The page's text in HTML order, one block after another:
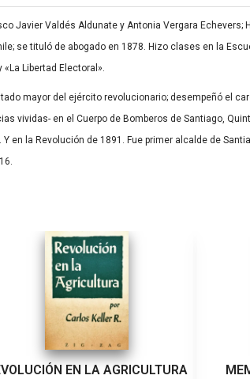
Javier Valdés Aldunate y Antonia Vergara
se tituló de abogado en 1878. Hizo clases en la
«La Libertad Electoral».
mayor del ejército revolucionario; desempeñó el
vividas- en el Cuerpo de Bomberos de Santiago,
en la Revolución de 1891. Fue primer alcalde de
EN LA AGRICULTURA